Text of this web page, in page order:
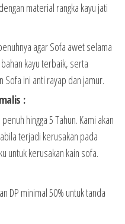
material rangka kayu jati
agar Sofa awet selama
kayu terbaik, serta
ini anti rayap dan jamur.
:
hingga 5 Tahun. Kami akan
terjadi kerusakan pada
untuk kerusakan kain sofa.
DP minimal 50% untuk tanda